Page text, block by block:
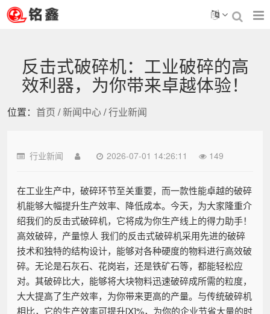
反击式破碎机：工业破碎的高
效利器，为你带来卓越体验！
位置： 首页 /新闻中心/行业新闻
行业新闻 2026-07-01 14:26:11 149
在工业生产中，破碎环节至关重要，而一款性能卓越的破碎
机能够大幅提升生产效率、降低成本。今天，为大家隆重介
绍我们的反击式破碎机，它将成为你生产线上的得力助手！
高效破碎，产量惊人 我们的反击式破碎机采用先进的破碎
技术和独特的结构设计，能够对各种硬度的物料进行高效破
碎。无论是石灰石、花岗岩，还是铁矿石等，都能轻松应
对。其破碎比大，能够将大块物料迅速破碎成所需的粒度，
大大提高了生产效率，为你带来更高的产量。与传统破碎机
相比，它的生产效率可提升[X]%，为你的企业节省大量的时